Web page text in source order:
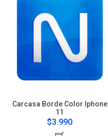
Carcasa Borde Color Iphone
11
$3.990